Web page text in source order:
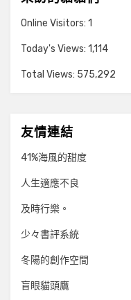
Online Visitors: 1
Today's Views: 1,114
Total Views: 575,292
友情連結
41%海風的甜度
人生適應不良
及時行樂。
少々書評系統
冬陽的創作空間
盲眼貓頭鷹